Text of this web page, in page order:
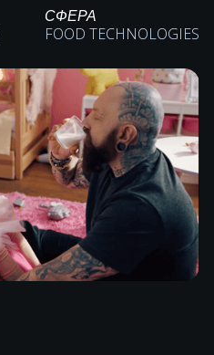
СФЕРА
FOOD TECHNOLOGIES